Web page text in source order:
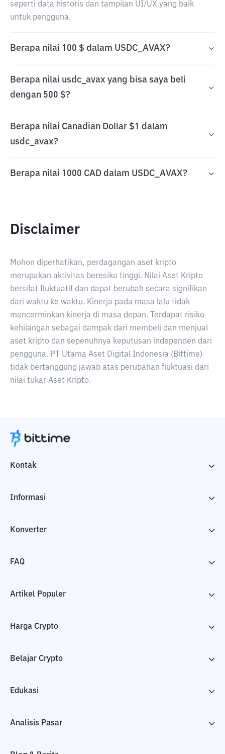
seperti data historis dan tampilan UI/UX yang baik
untuk pengguna.
Berapa nilai 100 $ dalam USDC_AVAX?
Berapa nilai usdc_avax yang bisa saya beli
dengan 500 $?
Berapa nilai Canadian Dollar $1 dalam
usdc_avax?
Berapa nilai 1000 CAD dalam USDC_AVAX?
Disclaimer
Mohon diperhatikan, perdagangan aset kripto
merupakan aktivitas beresiko tinggi. Nilai Aset Kripto
bersifat fluktuatif dan dapat berubah secara signifikan
dari waktu ke waktu. Kinerja pada masa lalu tidak
mencerminkan kinerja di masa depan. Terdapat risiko
kehilangan sebagai dampak dari membeli dan menjual
aset kripto dan sepenuhnya keputusan independen dari
pengguna. PT Utama Aset Digital Indonesia (Bittime)
tidak bertanggung jawab atas perubahan fluktuasi dari
nilai tukar Aset Kripto.
Kontak
Informasi
Konverter
FAQ
Artikel Populer
Harga Crypto
Belajar Crypto
Edukasi
Analisis Pasar